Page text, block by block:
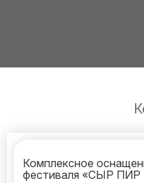
Комплексное
фестиваля «СЫР